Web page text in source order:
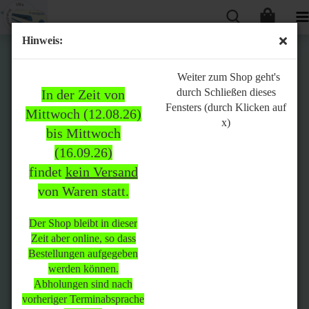
Hinweis:
In der Zeit von
Mittwoch (12.08.26)
bis Mittwoch
(16.09.26)
findet kein Versand
von Waren statt.
Der Shop bleibt in dieser
Zeit aber online, so dass
Bestellungen aufgegeben
werden können.
Abholungen sind nach
vorheriger Terminabsprache
Weiter zum Shop geht's
durch Schließen dieses
Fensters (durch Klicken auf
x)
Bitte
beachten:
In der Zeit von Mittwoch
(12.08.26) bis Mittwoch
(16.09.26)
statt.
Der Shop bleibt in dieser Zeit
aber online, so dass
Bestellungen aufgegeben
werden können.